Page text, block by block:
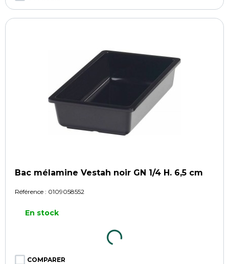
Bac mélamine Vestah noir GN 1/4 H. 6,5 cm
Référence : 0109058552
En stock
COMPARER